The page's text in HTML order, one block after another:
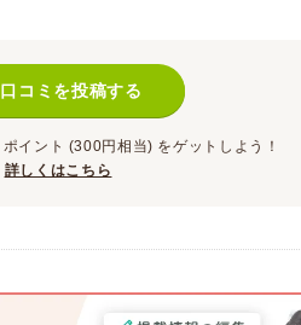
口コミを投稿する
ポイント (300円相当) をゲットしよう！
詳しくはこちら